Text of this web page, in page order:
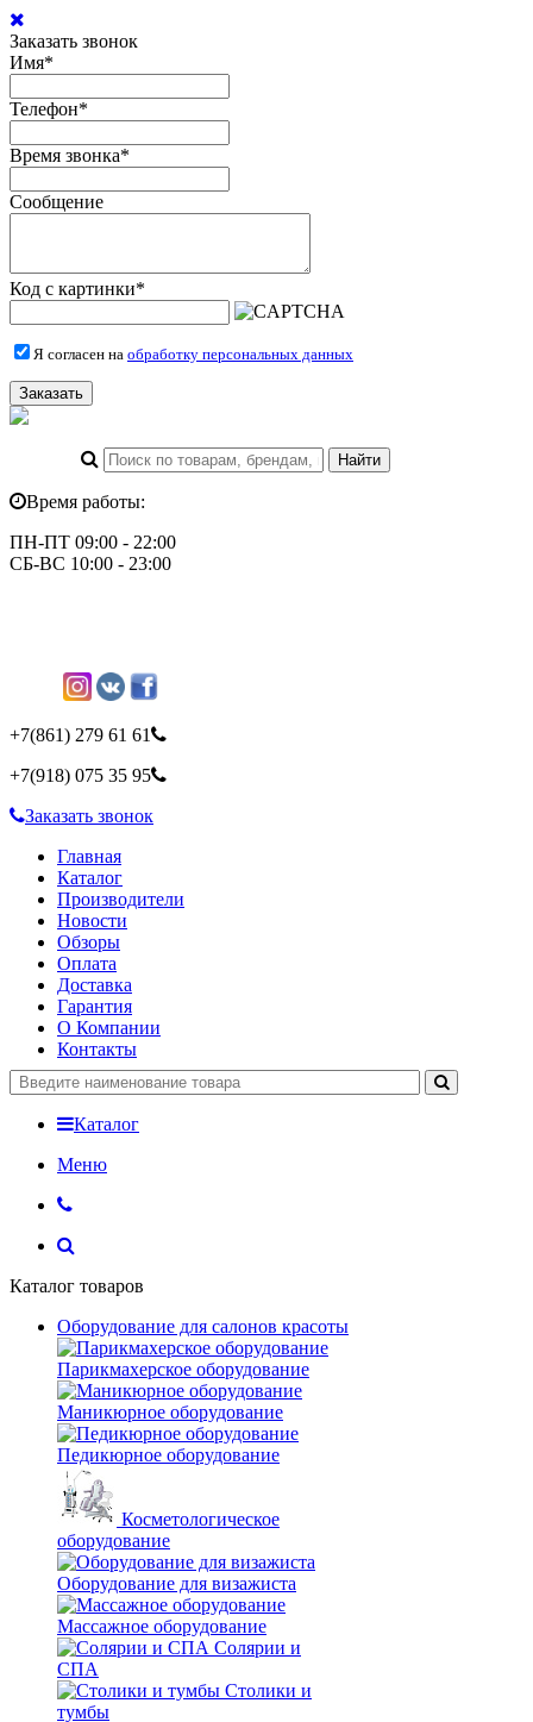
Заказать звонок
Имя*
Телефон*
Время звонка*
Сообщение
Код с картинки*
Я согласен на обработку персональных данных
Заказать
Время работы:
ПН-ПТ 09:00 - 22:00
СБ-ВС 10:00 - 23:00
+7(861) 279 61 61
+7(918) 075 35 95
Заказать звонок
Главная
Каталог
Производители
Новости
Обзоры
Оплата
Доставка
Гарантия
О Компании
Контакты
Каталог
Меню
Каталог товаров
Оборудование для салонов красоты
Парикмахерское оборудование
Маникюрное оборудование
Педикюрное оборудование
Косметологическое
оборудование
Оборудование для визажиста
Массажное оборудование
Солярии и
СПА
Столики и
тумбы